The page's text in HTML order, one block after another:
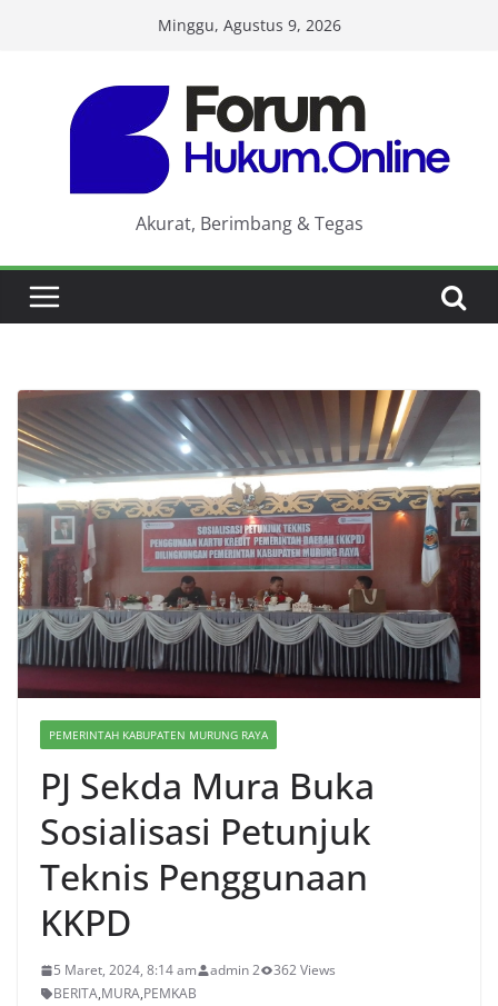
Minggu, Agustus 9, 2026
Akurat, Berimbang & Tegas
PEMERINTAH KABUPATEN MURUNG RAYA
PJ Sekda Mura Buka
Sosialisasi Petunjuk
Teknis Penggunaan
KKPD
5 Maret, 2024, 8:14 am admin 2
362 Views
BERITA,MURA,PEMKAB